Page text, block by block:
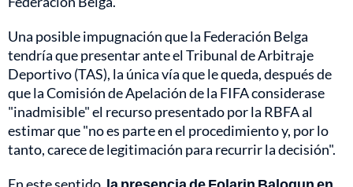
Una posible impugnación que la Federación Belga
tendría que presentar ante el Tribunal de Arbitraje
Deportivo (TAS), la única vía que le queda, después de
que la Comisión de Apelación de la FIFA considerase
"inadmisible" el recurso presentado por la RBFA al
estimar que "no es parte en el procedimiento y, por lo
tanto, carece de legitimación para recurrir la decisión".